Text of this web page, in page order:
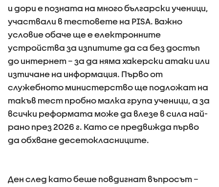
и дори е позната на много български ученици,
участвали в тестовете на PISA. Важно
условие обаче ще е електронните
устройства за изпитите да са без достъп
до интернет – за да няма хакерски атаки или
изтичане на информация. Първо от
служебното министерство ще подложат на
такъв тест пробно малка група ученици, а за
всички реформата може да влезе в сила най-
рано през 2026 г. Като се предвижда първо
да обхване десетокласниците.
Ден след като беше повдигнат въпросът –